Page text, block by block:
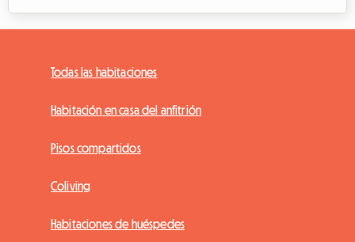
Todas las habitaciones
Habitación en casa del anfitrión
Pisos compartidos
Coliving
Habitaciones de huéspedes